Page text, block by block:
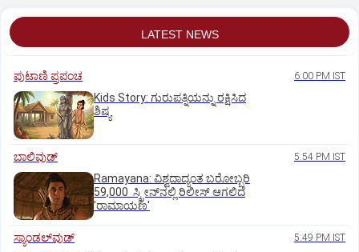
LATEST NEWS
ಪುಟಾಣಿ ಪ್ರಪಂಚ 6:00 PM IST
Kids Story: ಗುರುಪತ್ನಿಯನ್ನು ರಕ್ಷಿಸಿದ
ಶಿಷ್ಯ
ಬಾಲಿವುಡ್‌ 5:54 PM IST
Ramayana: ವಿಶ್ವದಾದ್ಯಂತ ಬರೋಬ್ಬರಿ
59,000 ಸ್ಕ್ರೀನ್‌ನಲ್ಲಿ ರಿಲೀಸ್‌ ಆಗಲಿದೆ
'ರಾಮಾಯಣ'
ಸ್ಯಾಂಡಲ್‌ವುಡ್‌ 5:49 PM IST